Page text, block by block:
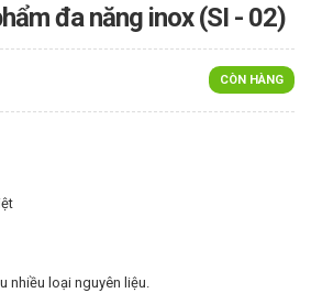
đa năng inox (SI - 02)
CÒN HÀNG
loại nguyên liệu.